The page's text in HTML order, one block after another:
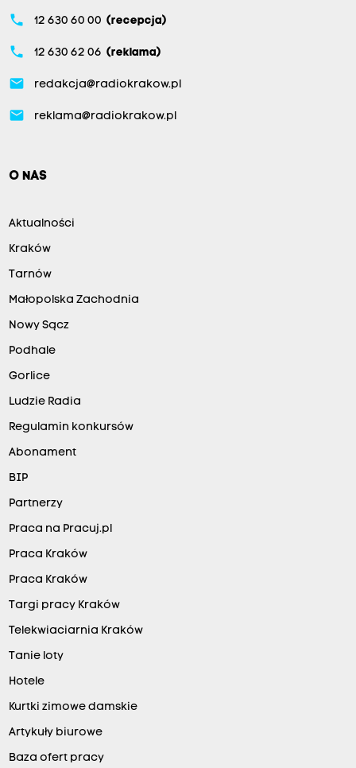
phone 12 630 60 00 (recepcja)
phone 12 630 62 06 (reklama)
email redakcja@radiokrakow.pl
email reklama@radiokrakow.pl
O NAS
Aktualności
Kraków
Tarnów
Małopolska Zachodnia
Nowy Sącz
Podhale
Gorlice
Ludzie Radia
Regulamin konkursów
Abonament
BIP
Partnerzy
Praca na Pracuj.pl
Praca Kraków
Praca Kraków
Targi pracy Kraków
Telekwiaciarnia Kraków
Tanie loty
Hotele
Kurtki zimowe damskie
Artykuły biurowe
Baza ofert pracy